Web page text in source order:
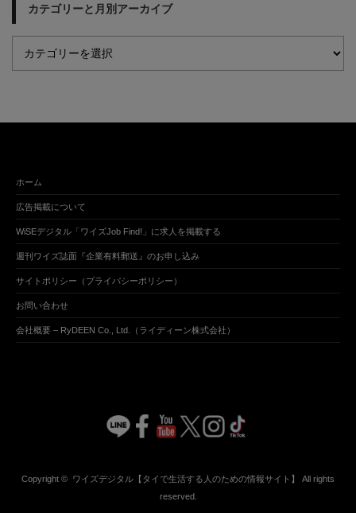
カテゴリーと月別アーカイブ
ホーム
広告掲載について
WiSEデジタル「ワイズJob Find!」に求人を掲載する
週刊ワイズ誌面『企業有料郵送』のお申し込み
サイトポリシー（プライバシーポリシー）
お問い合わせ
会社概要 – RyDEEN Co., Ltd.（ライディーン株式会社）
Copyright © ワイズデジタル【タイで生活する人のための情報サイト】
All rights
reserved.